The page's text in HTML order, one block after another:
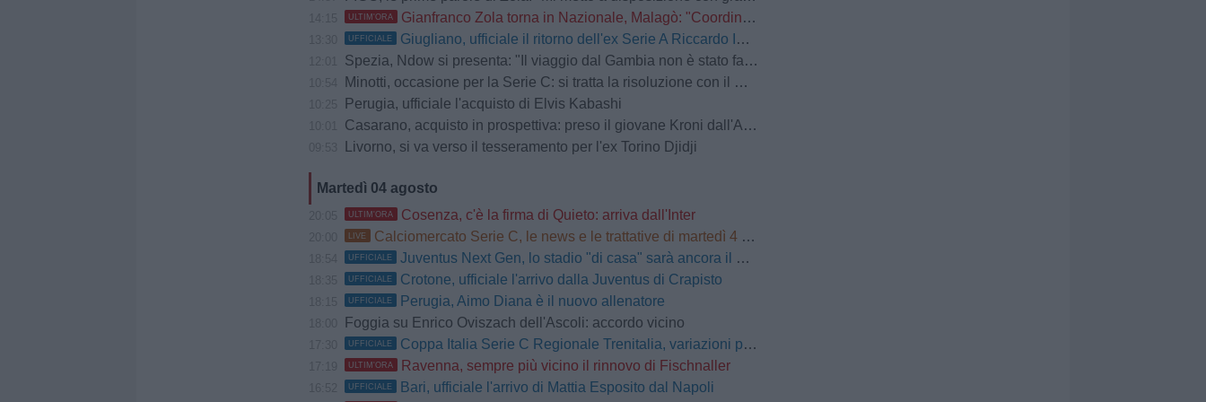
ULTIM'ORA Gianfranco Zola torna in Nazionale, Malagò: "Coordinerà i progetti delle attività giovanili".
UFFICIALE Giugliano, ufficiale il ritorno dell'ex Serie A Riccardo Improta
Spezia, Ndow si presenta: "Il viaggio dal Gambia non è stato facile. Borgo? Un secondo papà"
Minotti, occasione per la Serie C: si tratta la risoluzione con il Milan Futuro
Perugia, ufficiale l'acquisto di Elvis Kabashi
Casarano, acquisto in prospettiva: preso il giovane Kroni dall'Arezzo
Livorno, si va verso il tesseramento per l'ex Torino Djidji
Martedì 04 agosto
ULTIM'ORA Cosenza, c'è la firma di Quieto: arriva dall'Inter
LIVE Calciomercato Serie C, le news e le trattative di martedì 4 agosto | LIVE
UFFICIALE Juventus Next Gen, lo stadio "di casa" sarà ancora il Moccagatta
UFFICIALE Crotone, ufficiale l'arrivo dalla Juventus di Crapisto
UFFICIALE Perugia, Aimo Diana è il nuovo allenatore
Foggia su Enrico Oviszach dell'Ascoli: accordo vicino
UFFICIALE Coppa Italia Serie C Regionale Trenitalia, variazioni per 4 gare del Primo Turno
ULTIM'ORA Ravenna, sempre più vicino il rinnovo di Fischnaller
UFFICIALE
Bari, ufficiale l'arrivo di Mattia Esposito dal Napoli